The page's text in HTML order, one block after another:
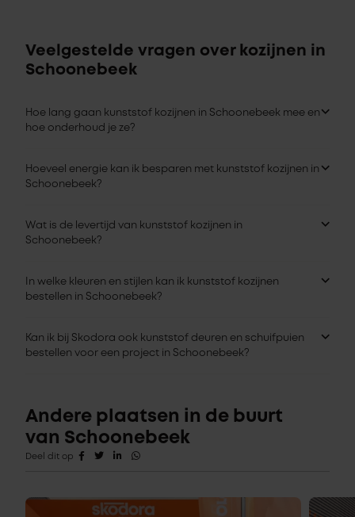
Veelgestelde vragen over kozijnen in
Schoonebeek
Hoe lang gaan kunststof kozijnen in Schoonebeek mee en
hoe onderhoud je ze?
Hoeveel energie kan ik besparen met kunststof kozijnen in
Schoonebeek?
Wat is de levertijd van kunststof kozijnen in
Schoonebeek?
In welke kleuren en stijlen kan ik kunststof kozijnen
bestellen in Schoonebeek?
Kan ik bij Skodora ook kunststof deuren en schuifpuien
bestellen voor een project in Schoonebeek?
Andere plaatsen in de buurt
van Schoonebeek
Deel dit op